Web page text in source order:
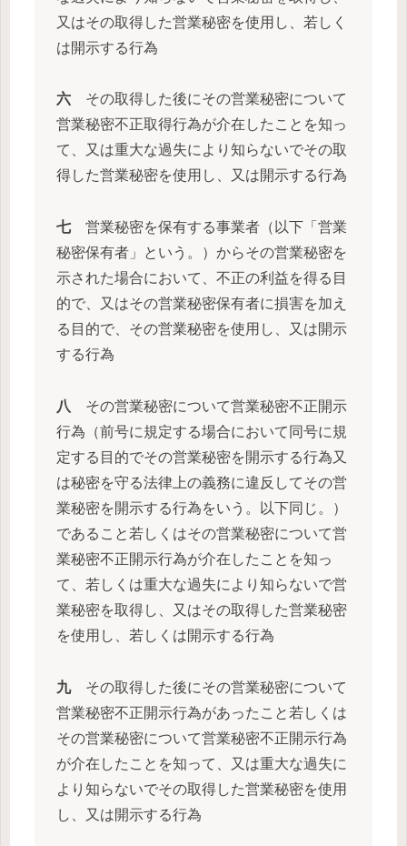
又はその取得した営業秘密を使用し、若しく
は開示する行為
六その取得した後にその営業秘密について
営業秘密不正取得行為が介在したことを知っ
て、又は重大な過失により知らないでその取
得した営業秘密を使用し、又は開示する行為
七営業秘密を保有する事業者（以下「営業
秘密保有者」という。）からその営業秘密を
示された場合において、不正の利益を得る目
的で、又はその営業秘密保有者に損害を加え
る目的で、その営業秘密を使用し、又は開示
する行為
八
その営業秘密について営業秘密不正開示
行為（前号に規定する場合において同号に規
定する目的でその営業秘密を開示する行為又
は秘密を守る法律上の義務に違反してその営
業秘密を開示する行為をいう。以下同じ。）
であること若しくはその営業秘密について営
業秘密不正開示行為が介在したことを知っ
て、若しくは重大な過失により知らないで営
業秘密を取得し、又はその取得した営業秘密
を使用し、若しくは開示する行為
九その取得した後にその営業秘密について
営業秘密不正開示行為があったこと若しくは
その営業秘密について営業秘密不正開示行為
が介在したことを知って、又は重大な過失に
より知らないでその取得した営業秘密を使用
し、又は開示する行為